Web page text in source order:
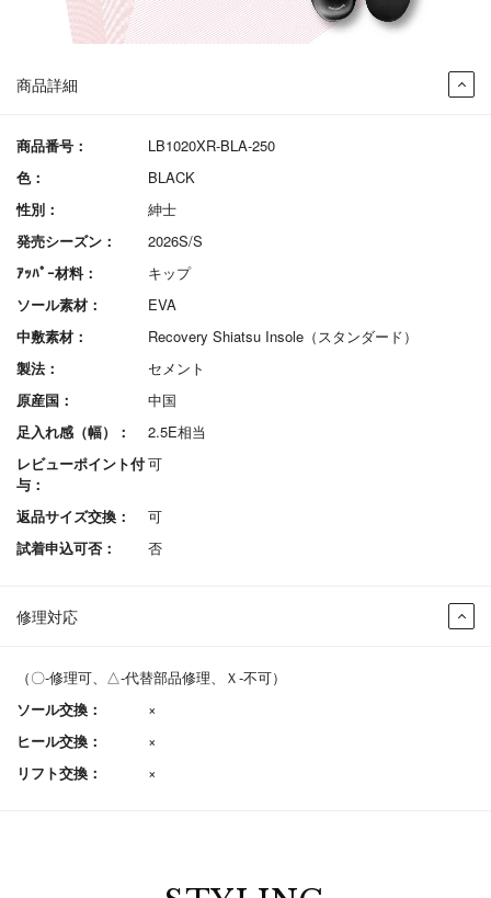
商品詳細
商品番号：
LB1020XR-BLA-250
色：
BLACK
性別：
紳士
発売シーズン：
2026S/S
ｱｯﾊﾟｰ材料：
キップ
ソール素材：
EVA
中敷素材：
Recovery Shiatsu Insole（スタンダード）
製法：
セメント
原産国：
中国
足入れ感（幅）：
2.5E相当
レビューポイント付
与：
可
返品サイズ交換：
可
試着申込可否：
否
修理対応
（〇-修理可、△-代替部品修理、Ｘ-不可）
ソール交換：
×
ヒール交換：
×
リフト交換：
×